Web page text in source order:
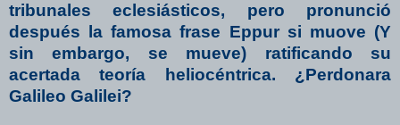
tribunales eclesiásticos, pero pronunció
después la famosa frase Eppur si muove (Y
sin embargo, se mueve) ratificando su
acertada teoría heliocéntrica. ¿Perdonara
Galileo Galilei?